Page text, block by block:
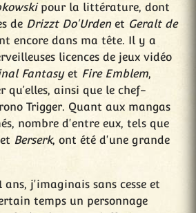
pour la littérature, dont
de Drizzt Do'Urdenet Geralt de
encore dans ma tête. Il y a
licences de jeux vidéo
Fantasyet Fire Emblem,
qu’elles, ainsi que le chef-
Trigger. Quant aux mangas
nombre d'entre eux, tels que
Berserk, ont été d'une grande
ans, j'imaginais sans cesse et
temps un personnage